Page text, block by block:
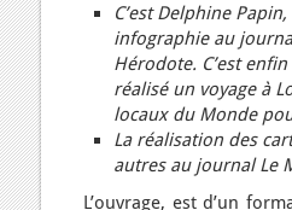
C’est Delphine
infographie au
Hérodote. C’est
réalisé un voyage à
locaux du Monde
La réalisation des
autres au journal Le
L’ouvrage, est d’un